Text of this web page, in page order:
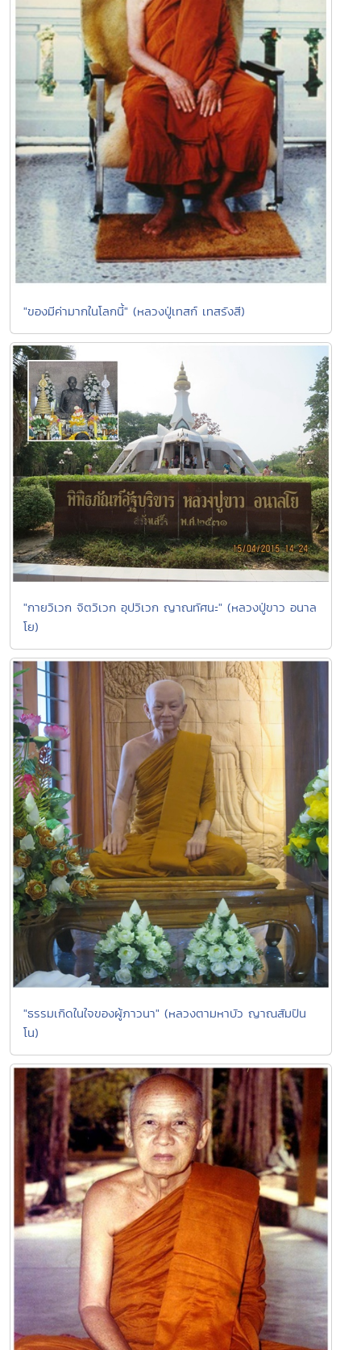
"ของมีค่ามากในโลกนี้" (หลวงปู่เทสก์ เทสรังสี)
"กายวิเวก จิตวิเวก อุปวิเวก ญาณทัศนะ" (หลวงปู่ขาว อนาล
โย)
"ธรรมเกิดในใจของผู้ภาวนา" (หลวงตามหาบัว ญาณสัมปัน
โน)